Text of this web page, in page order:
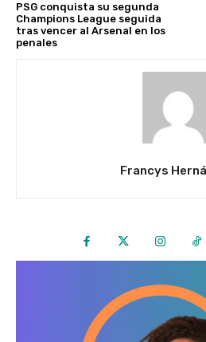
PSG conquista su segunda
Champions League seguida
tras vencer al Arsenal en los
penales
Francys